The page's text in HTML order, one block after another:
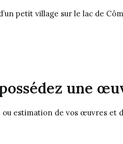
petit village sur le lac de
une
estimation de vos œuvres et